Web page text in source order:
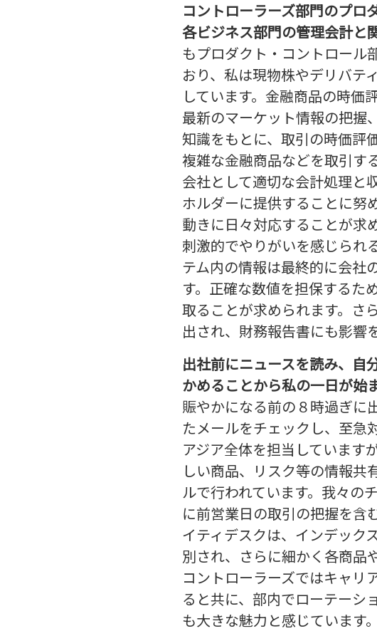
コントローラーズ部門のプロ
各ビジネス部門の管理会計と
もプロダクト・コントロール
おり、私は現物株やデリバテ
しています。金融商品の時価
最新のマーケット情報の把握
知識をもとに、取引の時価評
複雑な金融商品などを取引す
会社として適切な会計処理と
ホルダーに提供することに努
動きに日々対応することが求
刺激的でやりがいを感じられ
テム内の情報は最終的に会社
す。正確な数値を担保するた
取ることが求められます。さ
出され、財務報告書にも影響
出社前にニュースを読み、自
かめることから私の一日が始
賑やかになる前の８時過ぎに
たメールをチェックし、至急
アジア全体を担当しています
しい商品、リスク等の情報共
ルで行われています。我々の
に前営業日の取引の把握を含
イティデスクは、インデック
別され、さらに細かく各商品
コントローラーズではキャリ
ると共に、部内でローテーシ
も大きな魅力と感じています。